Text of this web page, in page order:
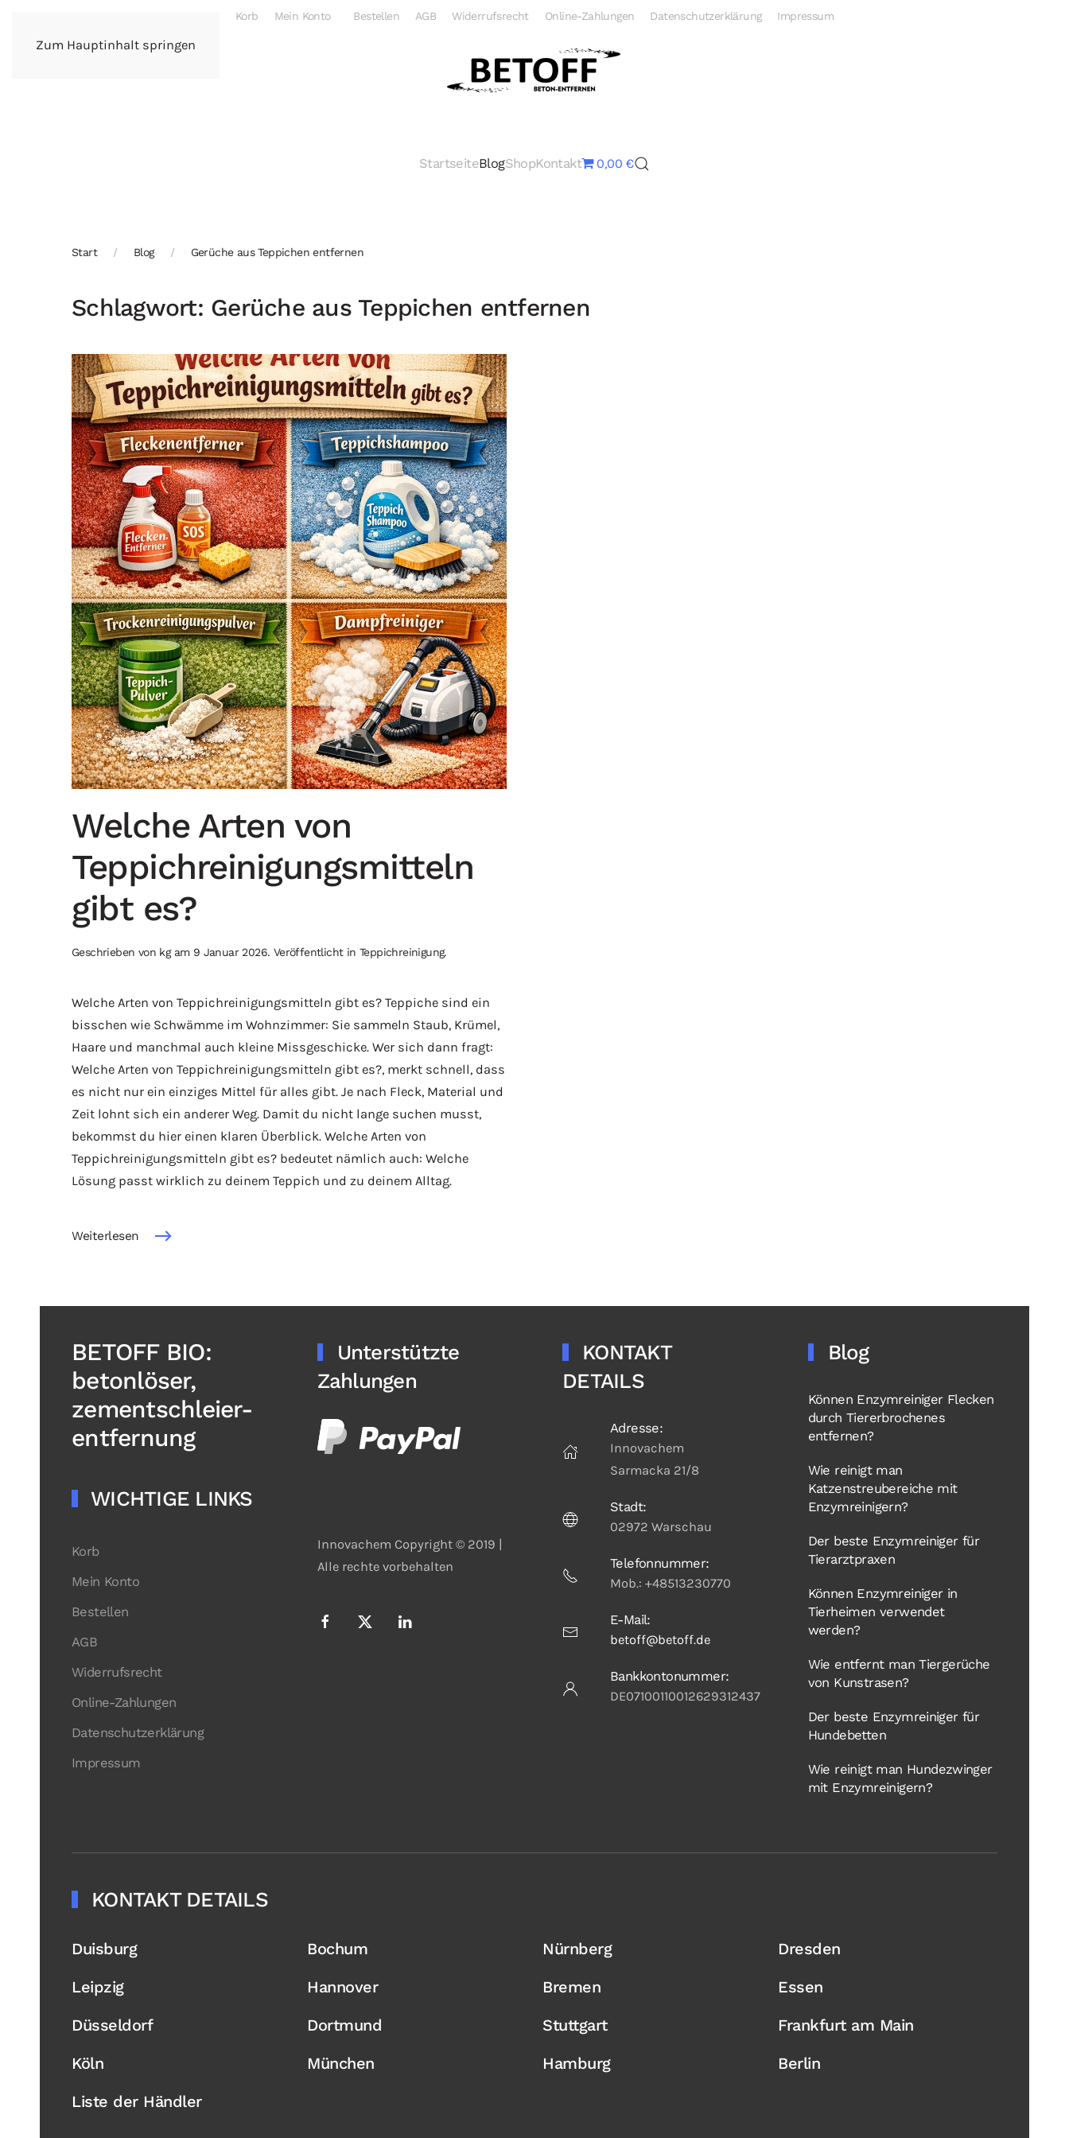
Zum Hauptinhalt springen
Korb Mein Konto Bestellen AGB Widerrufsrecht Online-Zahlungen Datenschutzerklärung Impressum
StartseiteBlogShopKontakt 0,00 €
Start Blog Gerüche aus Teppichen entfernen
Schlagwort: Gerüche aus Teppichen entfernen
Welche Arten von
Teppichreinigungsmitteln
gibt es?
Geschrieben von kgam 9 Januar 2026. Veröffentlicht inTeppichreinigung.
Welche Arten von Teppichreinigungsmitteln gibt es? Teppiche sind ein
bisschen wie Schwämme im Wohnzimmer: Sie sammeln Staub, Krümel,
Haare und manchmal auch kleine Missgeschicke. Wer sich dann fragt:
Welche Arten von Teppichreinigungsmitteln gibt es?, merkt schnell, dass
es nicht nur ein einziges Mittel für alles gibt. Je nach Fleck, Material und
Zeit lohnt sich ein anderer Weg. Damit du nicht lange suchen musst,
bekommst du hier einen klaren Überblick. Welche Arten von
Teppichreinigungsmitteln gibt es? bedeutet nämlich auch: Welche
Lösung passt wirklich zu deinem Teppich und zu deinem Alltag.
Weiterlesen
BETOFF BIO:
betonlöser,
zementschleier-
entfernung
WICHTIGE LINKS
Korb
Mein Konto
Bestellen
AGB
Widerrufsrecht
Online-Zahlungen
Datenschutzerklärung
Impressum
Unterstützte
Zahlungen
Innovachem Copyright © 2019 |
Alle rechte vorbehalten
KONTAKT
DETAILS
Adresse:
Innovachem
Sarmacka 21/8
Stadt:
02972 Warschau
Telefonnummer:
Mob.: +48513230770
E-Mail:
betoff@betoff.de
Bankkontonummer:
DE07100110012629312437
Blog
Können Enzymreiniger Flecken
durch Tiererbrochenes
entfernen?
Wie reinigt man
Katzenstreubereiche mit
Enzymreinigern?
Der beste Enzymreiniger für
Tierarztpraxen
Können Enzymreiniger in
Tierheimen verwendet
werden?
Wie entfernt man Tiergerüche
von Kunstrasen?
Der beste Enzymreiniger für
Hundebetten
Wie reinigt man Hundezwinger
mit Enzymreinigern?
KONTAKT DETAILS
Duisburg Bochum Nürnberg
Dresden
Leipzig
Hannover Bremen
Essen
Düsseldorf
Dortmund Stuttgart
Frankfurt am Main
Köln
München Hamburg
Berlin
Liste der Händler